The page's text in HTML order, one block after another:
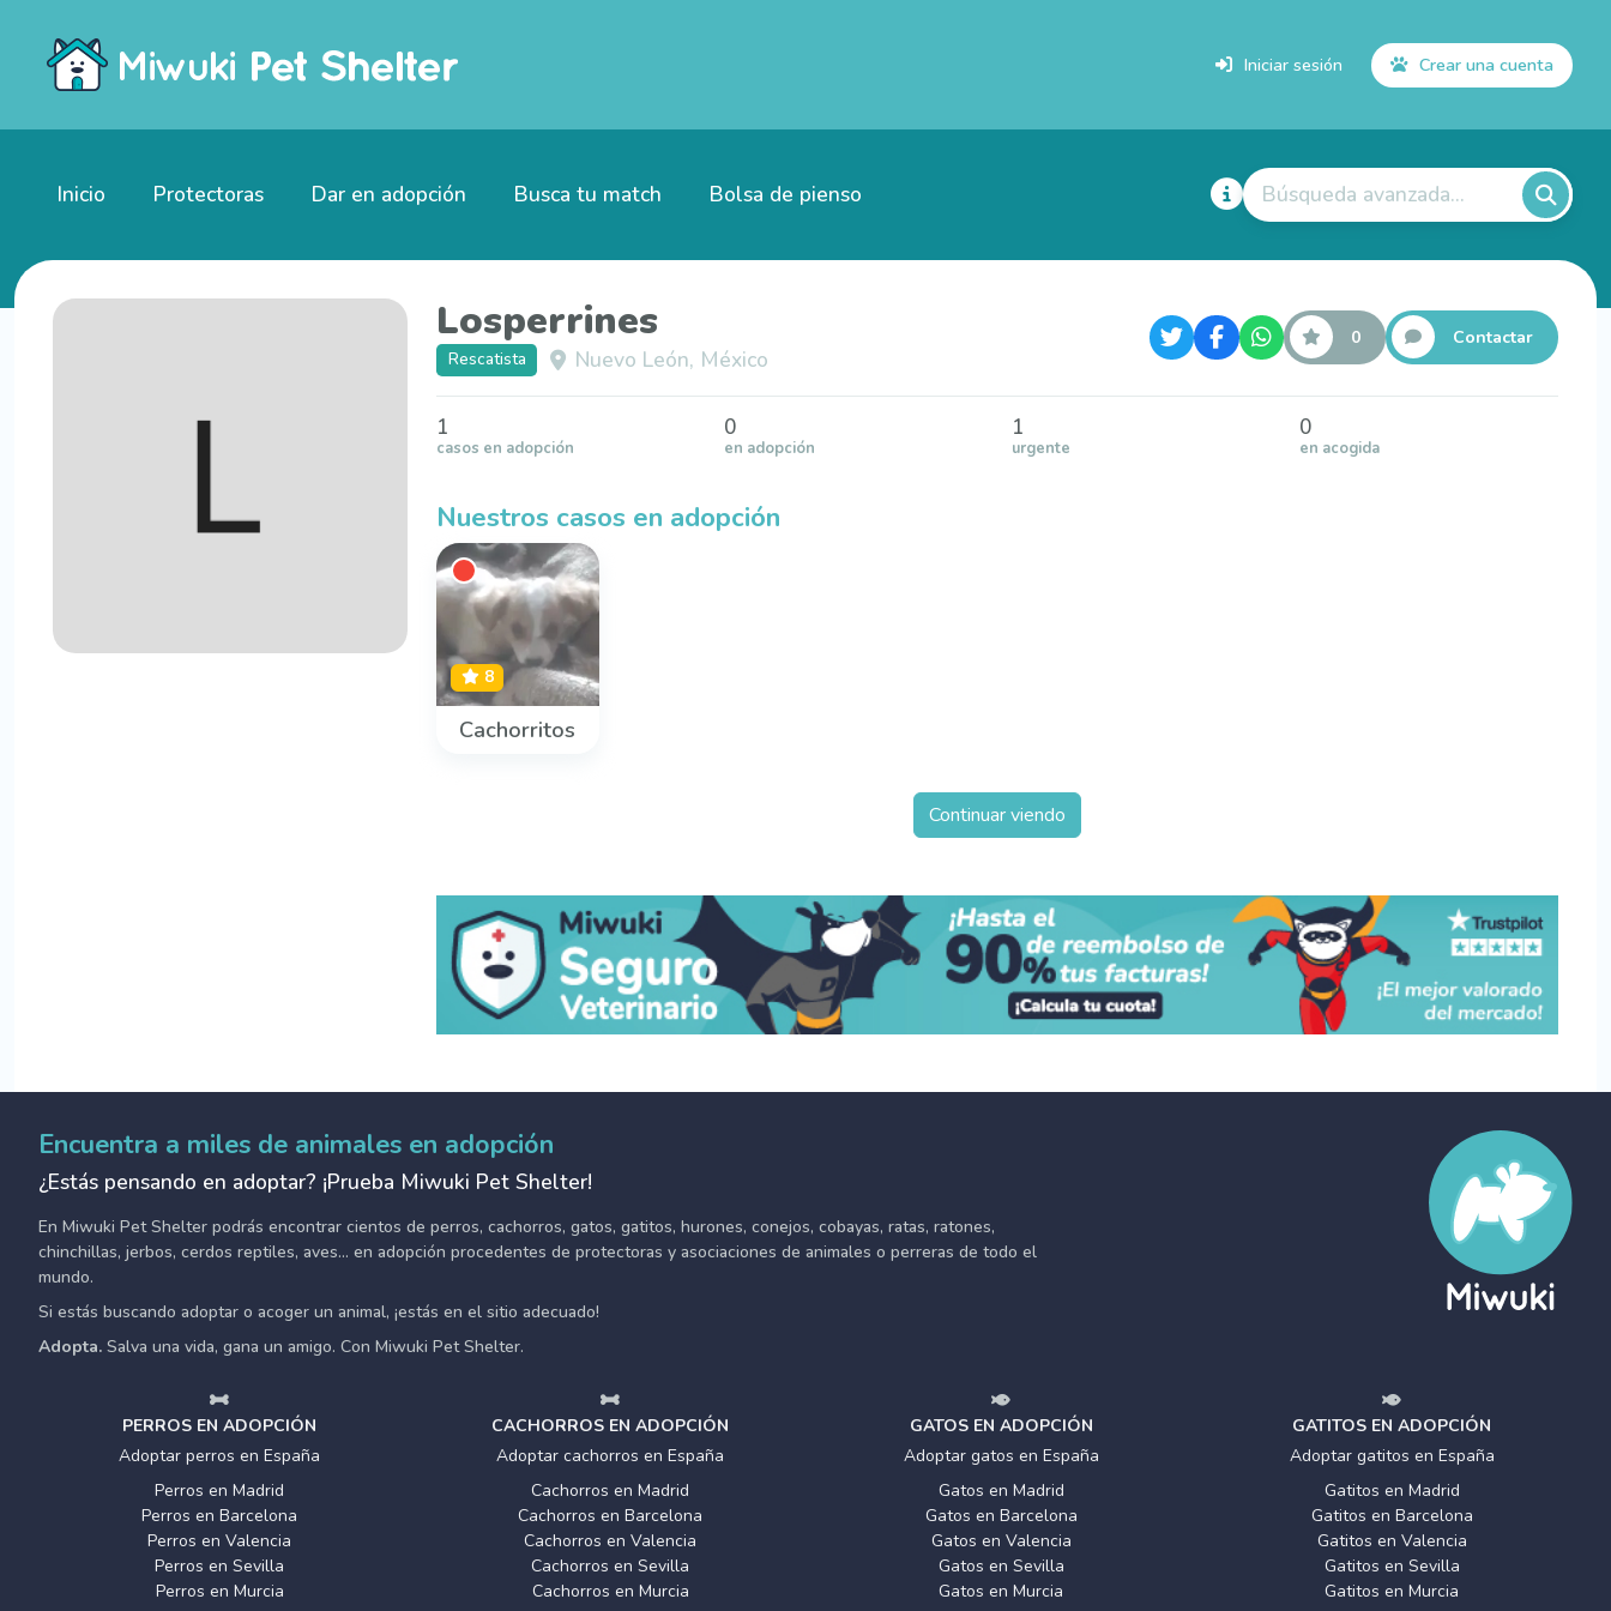
Iniciar sesión Crear una cuenta
Inicio Protectoras Dar en adopción Busca tu match Bolsa de pienso Búsqueda avanzada...
Losperrines
Rescatista Nuevo León, México
0 Contactar
1
casos en adopción
0
en adopción
1
urgente
0
en acogida
Nuestros casos en adopción
8
Cachorritos
Continuar viendo
Encuentra a miles de animales en adopción
¿Estás pensando en adoptar? ¡Prueba Miwuki Pet Shelter!
En Miwuki Pet Shelter podrás encontrar cientos de perros, cachorros, gatos, gatitos, hurones, conejos, cobayas, ratas, ratones,
chinchillas, jerbos, cerdos reptiles, aves... en adopción procedentes de protectoras y asociaciones de animales o perreras de todo el
mundo.
Si estás buscando adoptar o acoger un animal, ¡estás en el sitio adecuado!
Adopta. Salva una vida, gana un amigo. Con Miwuki Pet Shelter.
PERROS EN ADOPCIÓN
Adoptar perros en España
Perros en Madrid
Perros en Barcelona
Perros en Valencia
Perros en Sevilla
Perros en Murcia
CACHORROS EN ADOPCIÓN
Adoptar cachorros en España
Cachorros en Madrid
Cachorros en Barcelona
Cachorros en Valencia
Cachorros en Sevilla
Cachorros en Murcia
GATOS EN ADOPCIÓN
Adoptar gatos en España
Gatos en Madrid
Gatos en Barcelona
Gatos en Valencia
Gatos en Sevilla
Gatos en Murcia
GATITOS EN ADOPCIÓN
Adoptar gatitos en España
Gatitos en Madrid
Gatitos en Barcelona
Gatitos en Valencia
Gatitos en Sevilla
Gatitos en Murcia